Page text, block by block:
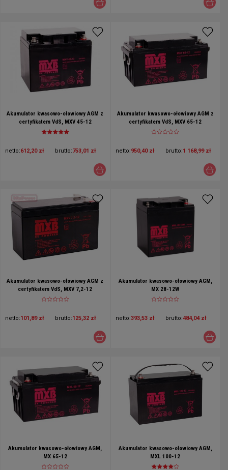
Akumulator kwasowo-ołowiowy AGM z
certyfikatem VdS, MXV 45-12
netto:612,20 zł brutto:753,01 zł
Akumulator kwasowo-ołowiowy AGM z
certyfikatem VdS, MXV 65-12
netto:950,40 zł brutto:1 168,99 zł
Akumulator kwasowo-ołowiowy AGM z
certyfikatem VdS, MXV 7,2-12
netto:101,89 zł brutto:125,32 zł
Akumulator kwasowo-ołowiowy AGM,
MX 28-12W
netto:393,53 zł brutto:484,04 zł
Akumulator kwasowo-ołowiowy AGM,
MX 65-12
Akumulator kwasowo-ołowiowy AGM,
MXL 100-12